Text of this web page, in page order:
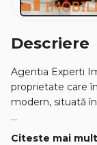
Descriere
Agentia Experti
proprietate care
modern, situată
Imaginați-vă o
Citeste mai mult